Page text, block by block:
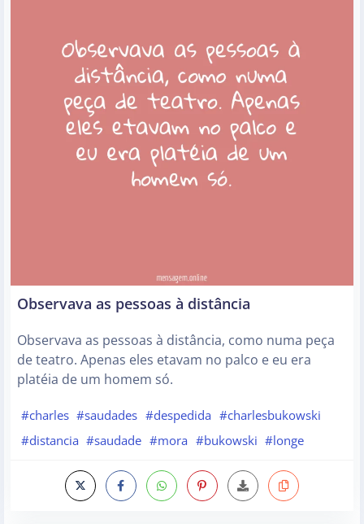
Observava as pessoas à distância
Observava as pessoas à distância, como numa peça
de teatro. Apenas eles etavam no palco e eu era
platéia de um homem só.
#charles #saudades #despedida #charlesbukowski
#distancia #saudade #mora #bukowski #longe